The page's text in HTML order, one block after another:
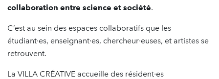
collaboration entre science et société.
C’est au sein des espaces collaboratifs que les
étudiant∙es, enseignant∙es, chercheur∙euses, et artistes se
retrouvent.
La VILLA CRÉATIVE accueille des résident∙es